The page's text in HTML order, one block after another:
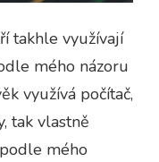
takhle využívají
mého názoru
využívá počítač,
tak vlastně
mého